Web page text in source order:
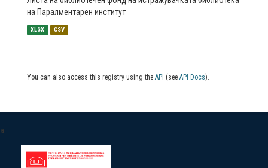
на Паралментарен институт
XLSX CSV
You can also access this registry using the API (see API Docs).
a